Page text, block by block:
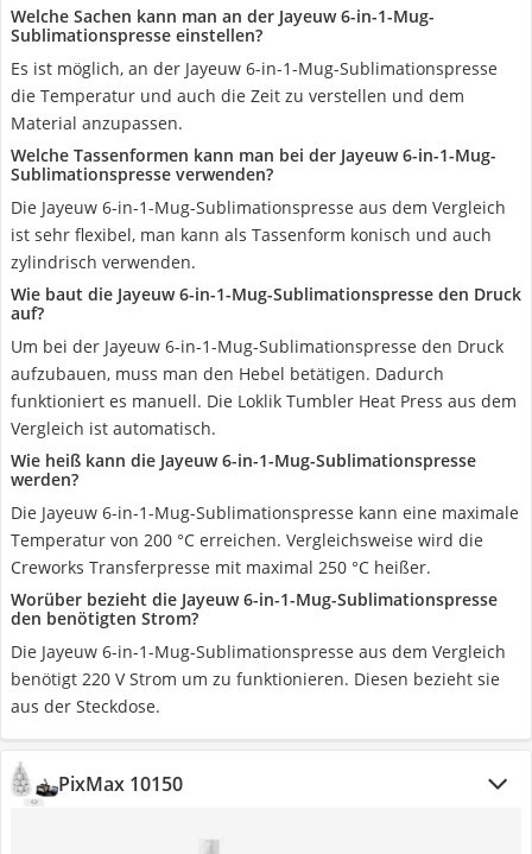
Welche Sachen kann man an der Jayeuw 6-in-1-Mug-
Sublimationspresse einstellen?
Es ist möglich, an der Jayeuw 6-in-1-Mug-Sublimationspresse
die Temperatur und auch die Zeit zu verstellen und dem
Material anzupassen.
Welche Tassenformen kann man bei der Jayeuw 6-in-1-Mug-
Sublimationspresse verwenden?
Die Jayeuw 6-in-1-Mug-Sublimationspresse aus dem Vergleich
ist sehr flexibel, man kann als Tassenform konisch und auch
zylindrisch verwenden.
Wie baut die Jayeuw 6-in-1-Mug-Sublimationspresse den Druck
auf?
Um bei der Jayeuw 6-in-1-Mug-Sublimationspresse den Druck
aufzubauen, muss man den Hebel betätigen. Dadurch
funktioniert es manuell. Die Loklik Tumbler Heat Press aus dem
Vergleich ist automatisch.
Wie heiß kann die Jayeuw 6-in-1-Mug-Sublimationspresse
werden?
Die Jayeuw 6-in-1-Mug-Sublimationspresse kann eine maximale
Temperatur von 200 °C erreichen. Vergleichsweise wird die
Creworks Transferpresse mit maximal 250 °C heißer.
Worüber bezieht die Jayeuw 6-in-1-Mug-Sublimationspresse
den benötigten Strom?
Die Jayeuw 6-in-1-Mug-Sublimationspresse aus dem Vergleich
benötigt 220 V Strom um zu funktionieren. Diesen bezieht sie
aus der Steckdose.
PixMax 10150